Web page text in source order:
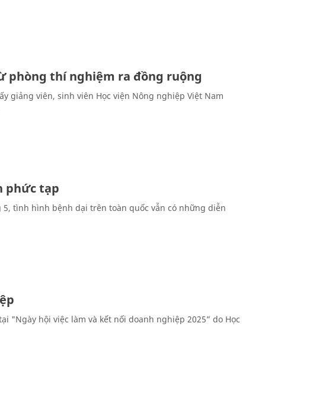
phòng thí nghiệm ra đồng ruộng
giảng viên, sinh viên Học viện Nông nghiệp Việt Nam
phức tạp
tình hình bệnh dại trên toàn quốc vẫn có những diễn
"Ngày hội việc làm và kết nối doanh nghiệp 2025” do Học